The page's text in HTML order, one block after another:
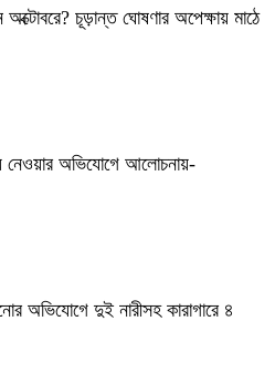
চূড়ান্ত ঘোষণার অপেক্ষায় মাঠে
নেওয়ার অভিযোগে আলোচনায়-
অভিযোগে দুই নারীসহ কারাগারে ৪